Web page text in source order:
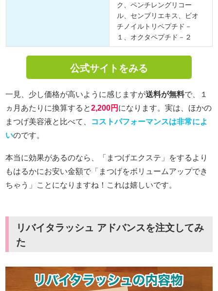
ク、ペンチレングリコー
ル、センブリエキス、ビオ
チノイルトリペプチド－
１、オクタペプチド－２
公式サイトをみる
一見、少し価格が高いように感じますが送料が無料で、１
ヵ月あたりに換算すると2,200円 になります。実は、ほかの
まつげ美容液と比べて、
コストパフォーマンスは非常によ
いのです。
本当に効果があるのなら、「まつげエクステ」をするより
もはるかにお安い金額で「まつげをボリュームアップでき
ちゃう」ことになりますね！これは嬉しいです。
リバイタラッシュ アドバンスを注文してみ
た